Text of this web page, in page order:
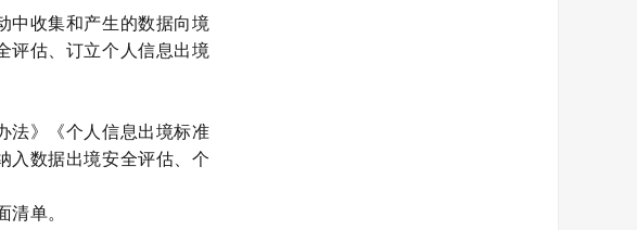
中收集和产生的数据向境
评估、订立个人信息出境
法》《个人信息出境标准
入数据出境安全评估、个
清单。